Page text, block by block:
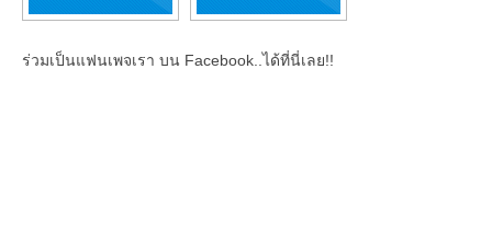
ร่วมเป็นแฟนเพจเรา บน Facebook..ได้ที่นี่เลย!!